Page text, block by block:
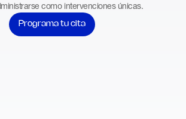
como intervenciones únicas.
Programa tu cita